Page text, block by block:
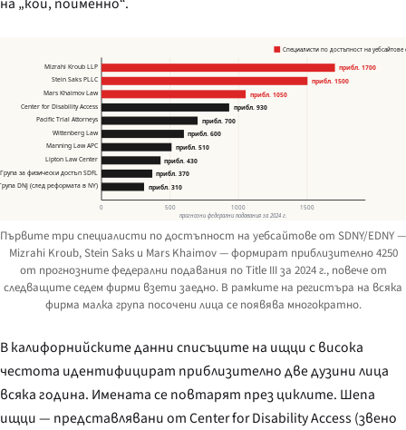
0 500 1000 1500
прогнозни федерални подавания за 2024 г.
Mizrahi Kroub LLP
Stein Saks PLLC
Mars Khaimov Law
Center for Disability Access
Pacific Trial Attorneys
Wittenberg Law
Manning Law APC
Lipton Law Center
Група за физически достъп SDFL
DNJ (след реформата в NY)
прибл. 1700
прибл. 1500
прибл. 1050
прибл. 930
прибл. 700
прибл. 600
прибл. 510
прибл. 430
прибл. 370
прибл. 310
Специалисти по достъпност на уебсайтове
Първите три специалисти по достъпност на уебсайтове от SDNY/EDNY —
Mizrahi Kroub, Stein Saks и Mars Khaimov — формират приблизително 4250
от прогнозните федерални подавания по Title III за 2024 г., повече от
следващите седем фирми взети заедно. В рамките на регистъра на всяка
фирма малка група посочени лица се появява многократно.
В калифорнийските данни списъците на ищци с висока
честота идентифицират приблизително две дузини лица
всяка година. Имената се повтарят през циклите. Шепа
ищци — представлявани от Center for Disability Access (звено